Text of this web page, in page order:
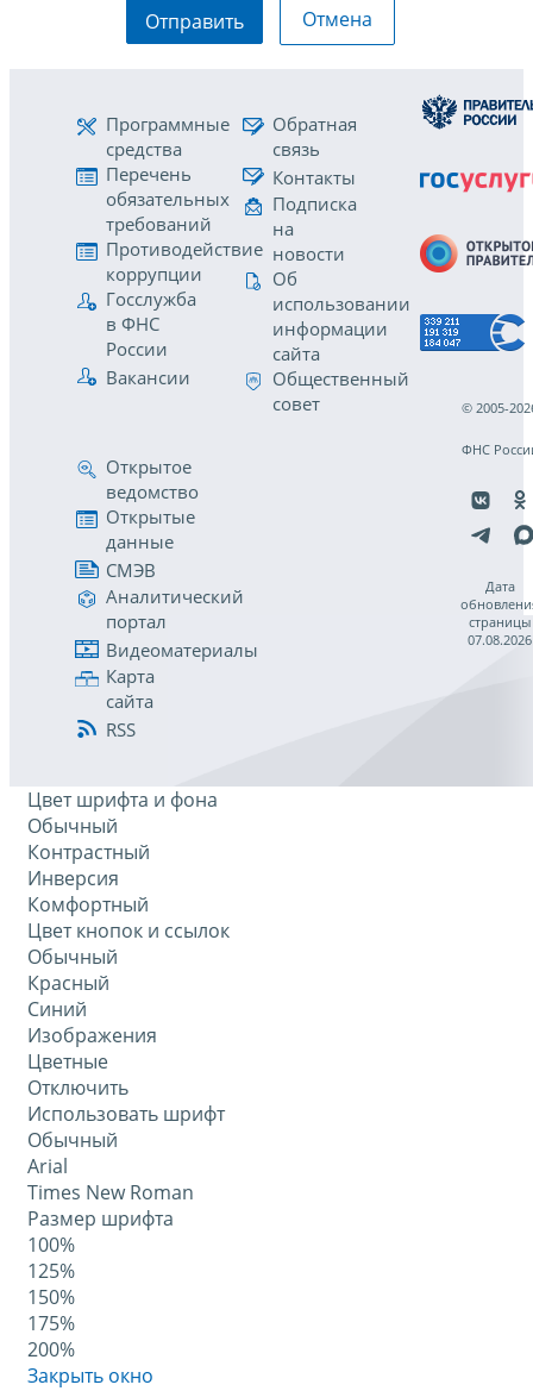
Отправить Отмена
Программные
средства
Перечень
обязательных
требований
Противодействие
коррупции
Госслужба
в ФНС
России
Вакансии
Обратная
связь
Контакты
Подписка
на
новости
Об
использовании
информации
сайта
Общественный
совет
Открытое
ведомство
Открытые
данные
СМЭВ
Аналитический
портал
Видеоматериалы
Карта
сайта
RSS
© 2005-
ФНС
Дата
страницы
07.08.2026
Цвет шрифта и фона
Обычный
Контрастный
Инверсия
Комфортный
Цвет кнопок и ссылок
Обычный
Красный
Синий
Изображения
Цветные
Отключить
Использовать шрифт
Обычный
Arial
Times New Roman
Размер шрифта
100%
125%
150%
175%
200%
Закрыть окно